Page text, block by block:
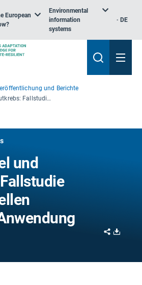
European
Environmental
information
systems
DE
und Berichte
Klimawandel und Hautkrebs: Fallstudie zur potenziellen SunSmart-Anwendung in Cornwall
und
Share